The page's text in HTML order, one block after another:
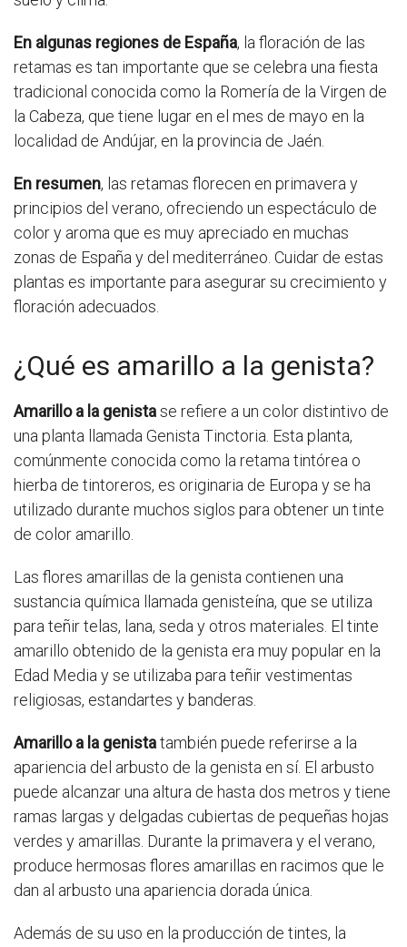
En algunas regiones de España, la floración de las
retamas es tan importante que se celebra una fiesta
tradicional conocida como la Romería de la Virgen de
la Cabeza, que tiene lugar en el mes de mayo en la
localidad de Andújar, en la provincia de Jaén.
En resumen, las retamas florecen en primavera y
principios del verano, ofreciendo un espectáculo de
color y aroma que es muy apreciado en muchas
zonas de España y del mediterráneo. Cuidar de estas
plantas es importante para asegurar su crecimiento y
floración adecuados.
¿Qué es amarillo a la genista?
Amarillo a la genistase refiere a un color distintivo de
una planta llamada Genista Tinctoria. Esta planta,
comúnmente conocida como la retama tintórea o
hierba de tintoreros, es originaria de Europa y se ha
utilizado durante muchos siglos para obtener un tinte
de color amarillo.
Las flores amarillas de la genista contienen una
sustancia química llamada genisteína, que se utiliza
para teñir telas, lana, seda y otros materiales. El tinte
amarillo obtenido de la genista era muy popular en la
Edad Media y se utilizaba para teñir vestimentas
religiosas, estandartes y banderas.
Amarillo a la genistatambién puede referirse a la
apariencia del arbusto de la genista en sí. El arbusto
puede alcanzar una altura de hasta dos metros y tiene
ramas largas y delgadas cubiertas de pequeñas hojas
verdes y amarillas. Durante la primavera y el verano,
produce hermosas flores amarillas en racimos que le
dan al arbusto una apariencia dorada única.
Además de su uso en la producción de tintes, la